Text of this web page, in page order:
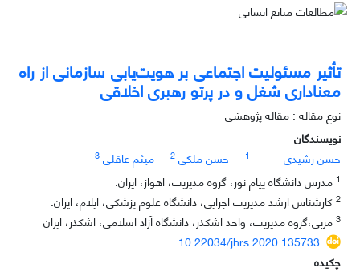
تأثیر مسئولیت اجتماعی بر هویت‌یابی سازمانی از راه
معناداری شغل و در پرتو رهبری اخلاقی
نوع مقاله : مقاله پژوهشی
نویسندگان
حسن رشیدی
1 حسن ملکی 2 میثم عاقلی 3
1 مدرس دانشگاه پیام نور، گروه مدیریت، اهواز، ایران.
2 کارشناس ارشد مدیریت اجرایی، دانشگاه علوم پزشکی، ایلام، ایران.
3 مربی،گروه مدیریت، واحد اشکذر، دانشگاه آزاد اسلامی، اشکذر، ایران
10.22034/jhrs.2020.135733
چکیده